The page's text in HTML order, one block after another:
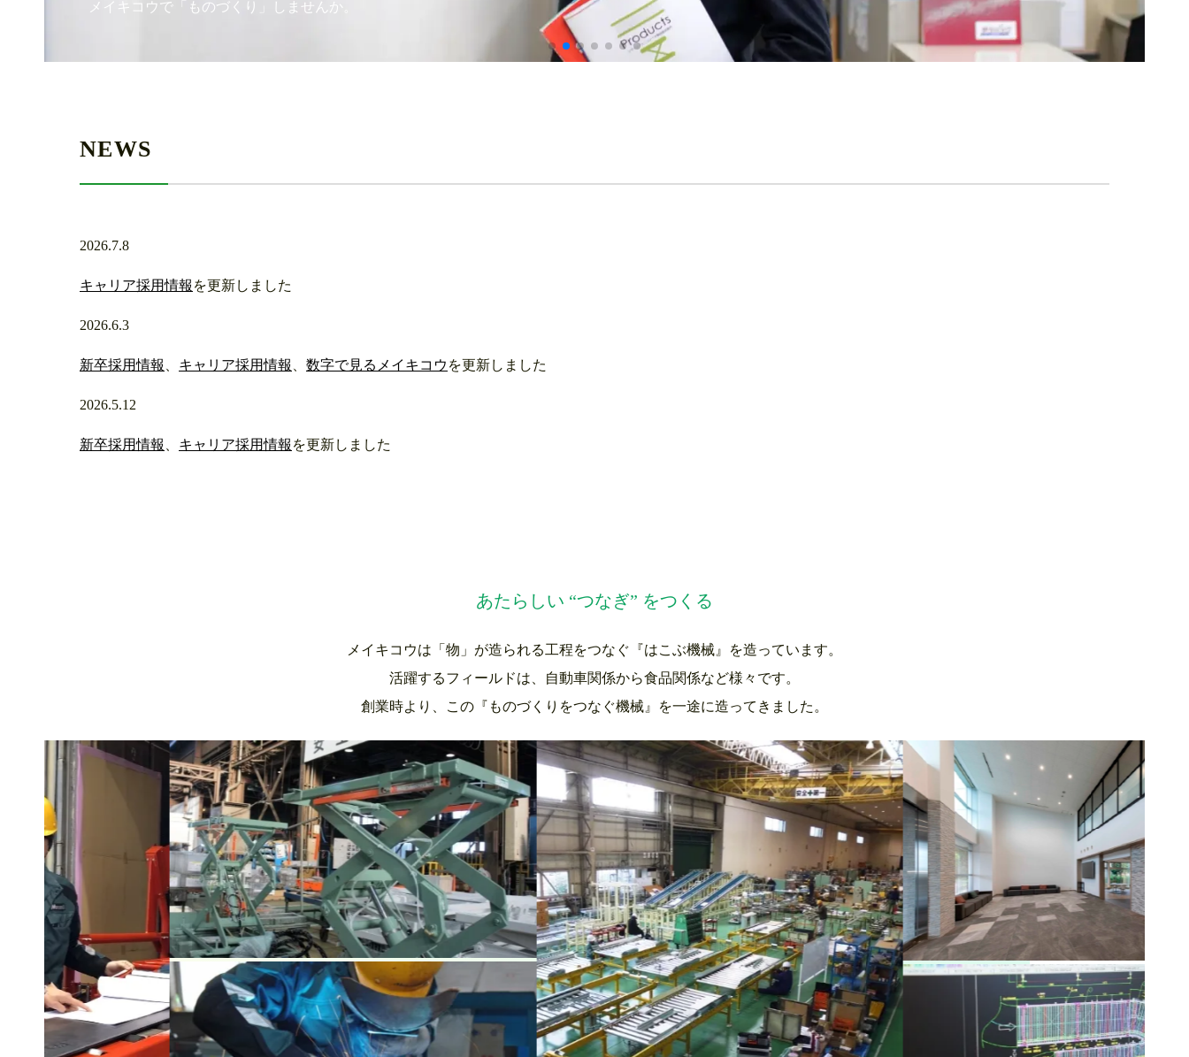
メイキコウで「ものづくり」しませんか。
NEWS
2026.7.8
キャリア採用情報 を更新しました
2026.6.3
新卒採用情報 キャリア採用情報 数字で見るメイキコウ を更新しました
2026.5.12
新卒採用情報 キャリア採用情報 を更新しました
あたらしい “つなぎ” をつくる
メイキコウは「物」が造られる工程をつなぐ 『はこぶ機械』を造っています。
活躍するフィールドは、自動車関係から食品関係など様々です。
創業時より、この『ものづくりをつなぐ機械』を一途に造ってきました。